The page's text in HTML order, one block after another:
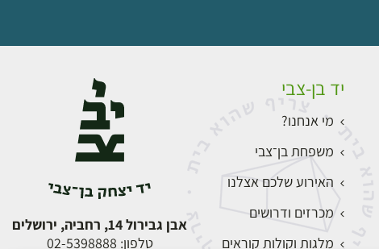
יד בן-צבי
מי אנחנו?
משפחת בן־צבי
האירוע שלכם אצלנו
מכרזים ודרושים
מלגות וקולות קוראים
אבן גבירול 14, רחביה, ירושלים
טלפון: 02-5398888